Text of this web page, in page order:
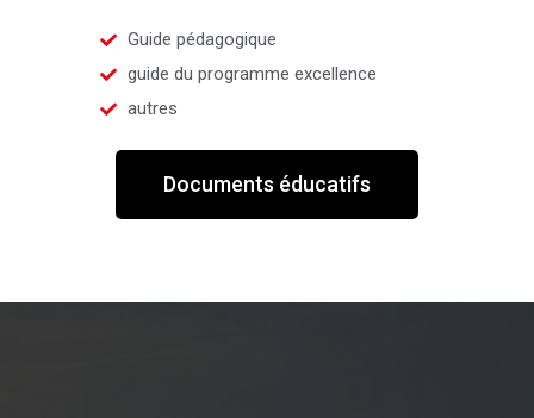
Guide pédagogique
guide du programme excellence
autres
Documents éducatifs